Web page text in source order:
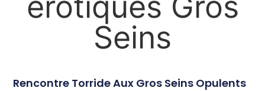
Seins
Rencontre Torride Aux Gros Seins Opulents